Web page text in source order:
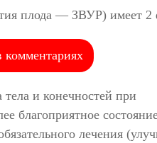
плода — ЗВУР) имеет
комментариях
и конечностей при
благоприятное
лечения